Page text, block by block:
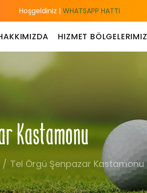
Hoşgeldiniz | WHATSAPP HATTI
HIZMET BÖLGELERIMIZ
Kastamonu
Tel Örgü Şenpazar Kastamonu